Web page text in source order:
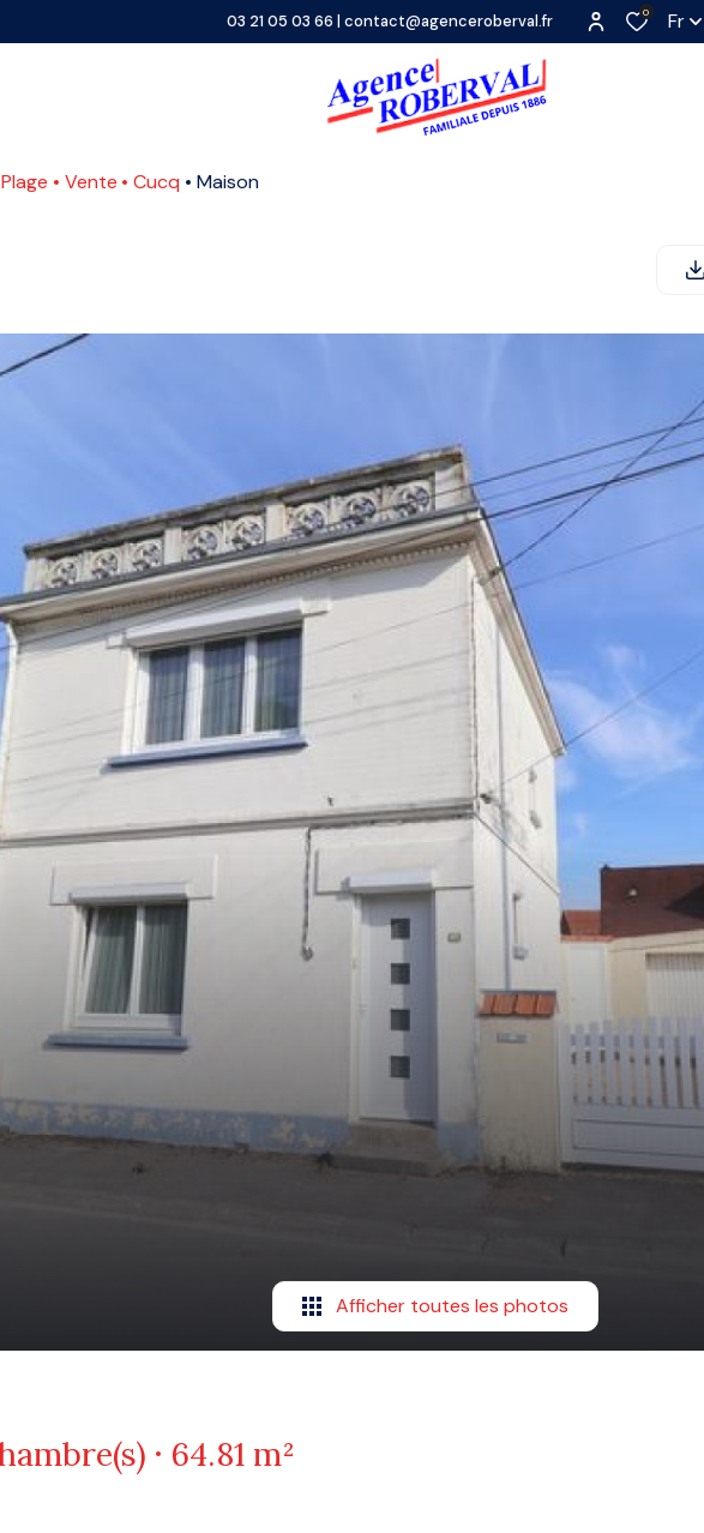
03 21 05 03 66 | contact@agenceroberval.fr 0 Fr
Vente Cucq Maison
Afficher toutes les photos
64.81 m²